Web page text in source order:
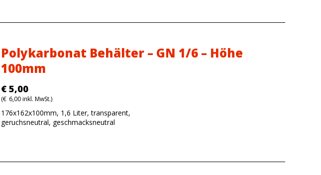
Polykarbonat Behälter – GN 1/6 – Höhe
100mm
€ 5,00
(€ 6,00inkl. MwSt.)
176x162x100mm, 1,6 Liter, transparent,
geruchsneutral, geschmacksneutral